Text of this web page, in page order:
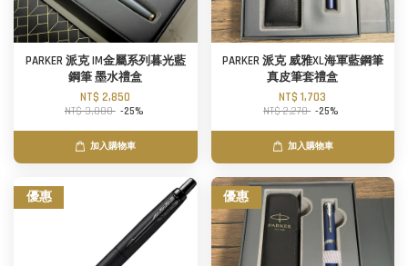
PARKER 派克 IM金屬系列暮光藍
鋼筆 墨水禮盒
NT$ 2,850
NT$ 3,800 -25%
加入購物車
PARKER 派克 威雅XL海軍藍鋼筆
真皮筆套禮盒
NT$ 1,703
NT$ 2,270 -25%
加入購物車
優惠 優惠